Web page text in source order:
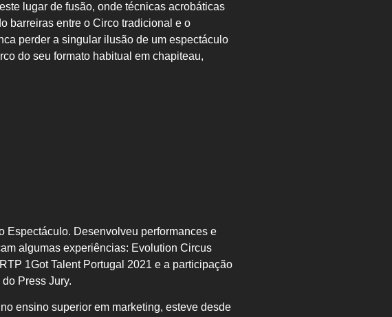
lugar de fusão, onde técnicas acrobáticas
barreiras entre o Circo tradicional e o
perder a singular ilusão de um espectáculo
do seu formato habitual em chapiteau,
Espectáculo. Desenvolveu performances e
algumas experiências: Evolution Circus
1Got Talent Portugal 2021 e a participação
Press Jury.
ensino superior em marketing, esteve desde